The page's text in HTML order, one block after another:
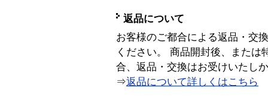
返品について
お客様のご都合による返品・交
ください。 商品開封後、または
合、返品・交換はお受けいたし
⇒返品について詳しくはこちら